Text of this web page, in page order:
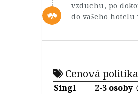
vzduchu, po
do vašeho hotelu
Cenová politika
Singl 2-3 osoby